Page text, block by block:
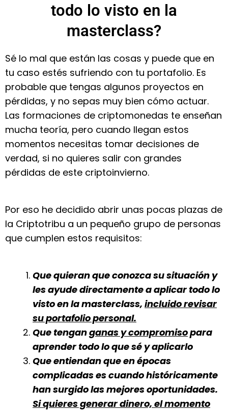
todo lo visto en la
masterclass?
Sé lo mal que están las cosas y puede que en
tu caso estés sufriendo con tu portafolio. Es
probable que tengas algunos proyectos en
pérdidas, y no sepas muy bien cómo actuar.
Las formaciones de criptomonedas te enseñan
mucha teoría, pero cuando llegan estos
momentos necesitas tomar decisiones de
verdad, si no quieres salir con grandes
pérdidas de este criptoinvierno.
Por eso he decidido abrir unas pocas plazas de
la Criptotribu a un pequeño grupo de personas
que cumplen estos requisitos:
Que quieran que conozca su situación y
les ayude directamente a aplicar todo lo
visto en la masterclass, incluido revisar
su portafolio personal.
Que tenganganas y compromisopara
aprender todo lo que sé y aplicarlo
Que entiendan que en épocas
complicadas es cuando históricamente
han surgido las mejores oportunidades.
Si quieres generar dinero, el momento